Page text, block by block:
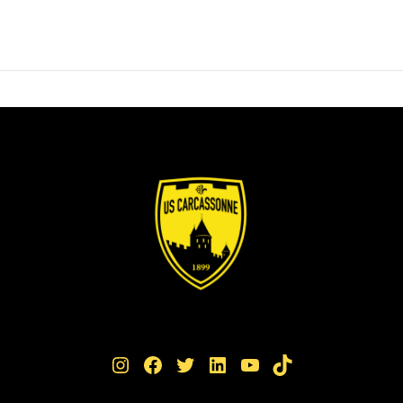
Instagram Facebook Twitter LinkedIn YouTube TikTok